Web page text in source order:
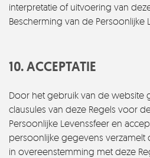
interpretatie of uitvoering van
Bescherming van de Persoonlijke
10. ACCEPTATIE
Door het gebruik van de website
clausules van deze Regels voor
Persoonlijke Levenssfeer en
persoonlijke gegevens
in overeenstemming met deze